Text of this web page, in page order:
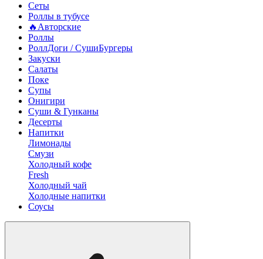
Сеты
Роллы в тубусе
🔥Авторские
Роллы
РоллДоги / СушиБургеры
Закуски
Салаты
Поке
Супы
Онигири
Суши & Гунканы
Десерты
Напитки
Лимонады
Смузи
Холодный кофе
Fresh
Холодный чай
Холодные напитки
Соусы